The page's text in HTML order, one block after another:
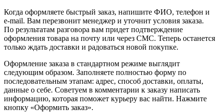
Когда оформляете быстрый заказ, напишите ФИО, телефон и
e-mail. Вам перезвонит менеджер и уточнит условия заказа.
По результатам разговора вам придет подтверждение
оформления товара на почту или через СМС. Теперь останется
только ждать доставки и радоваться новой покупке.
Оформление заказа в стандартном режиме выглядит
следующим образом. Заполняете полностью форму по
последовательным этапам: адрес, способ доставки, оплаты,
данные о себе. Советуем в комментарии к заказу написать
информацию, которая поможет курьеру вас найти. Нажмите
кнопку «Оформить заказ».